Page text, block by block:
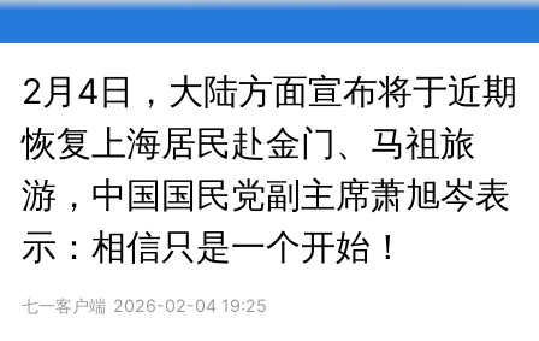
2月4日，大陆方面宣布将于近期
恢复上海居民赴金门、马祖旅
游，中国国民党副主席萧旭岑表
示：相信只是一个开始！
七一客户端 2026-02-04 19:25